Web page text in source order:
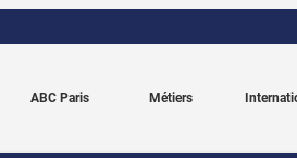
ABC Paris Métiers